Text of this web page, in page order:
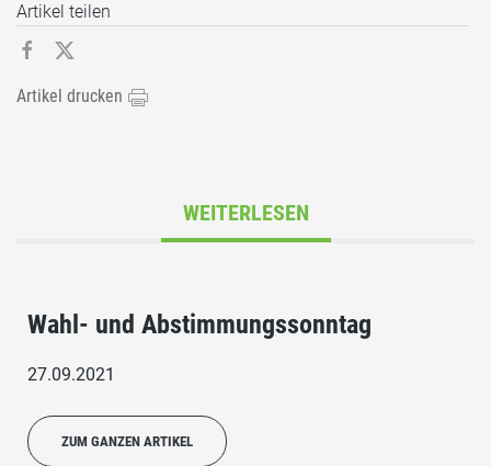
Artikel teilen
Artikel drucken
WEITERLESEN
Wahl- und Abstimmungssonntag
27.09.2021
ZUM GANZEN ARTIKEL